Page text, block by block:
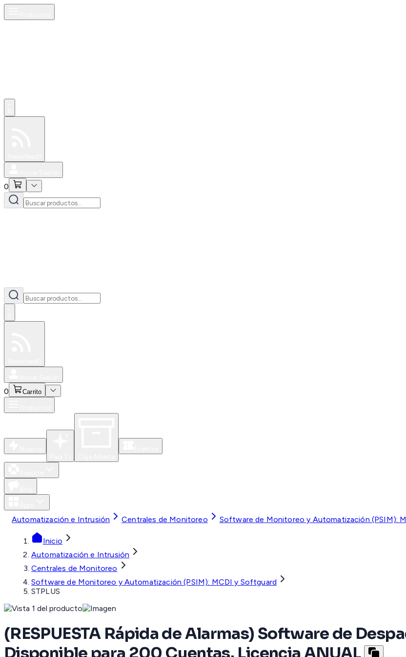
0
0 Carrito
Automatización e Intrusión Centrales de Monitoreo Software de Monitoreo y Automatización (PSIM):
Inicio
Automatización e Intrusión
Centrales de Monitoreo
Software de Monitoreo y Automatización (PSIM): MCDI y Softguard
STPLUS
(RESPUESTA Rápida de Alarmas) Software de
Disponible para 200 Cuentas. Licencia ANUAL